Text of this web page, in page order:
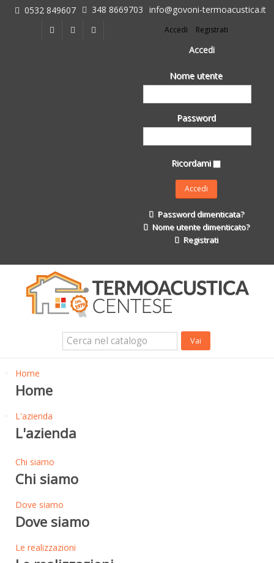
0532 849607 348 8669703 info@govoni-termoacustica.it
Accedi Registrati
Accedi
Nome utente
Password
Ricordami
Password dimenticata?
Nome utente dimenticato?
Registrati
L'azienda
Chi siamo
Fasi della Ricostruzione Post Terremoto
Impermeabilizzanti per l'edilizia
Isolanti Termici, cartongesso e sistemi a secco
Impermeabilizzanti per l'edilizia
Isolanti Termici, cartongesso e sistemi a secco
Isolanti Acustici
Porte e Finestre
Home
Home
L'azienda
L'azienda
Chi siamo
Chi siamo
Dove siamo
Dove siamo
Le realizzazioni